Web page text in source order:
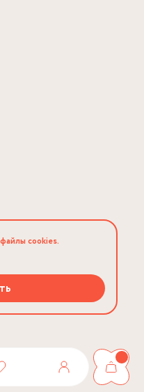
файлы cookies.